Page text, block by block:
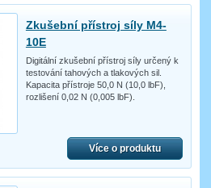
Zkušební přístroj síly M4-
10E
Digitální zkušební přístroj síly určený k
testování tahových a tlakových sil.
Kapacita přístroje 50,0 N (10,0 lbF),
rozlišení 0,02 N (0,005 lbF).
Více o produktu